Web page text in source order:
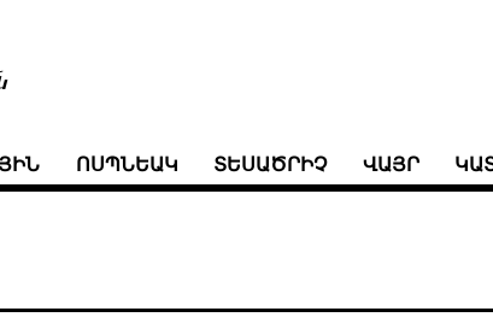
ՈՍՊՆԵԱԿ ՏԵՍԱԾՐԻՉ ՎԱՅՐ